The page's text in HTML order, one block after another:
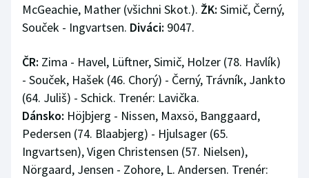
McGeachie, Mather (všichni Skot.). ŽK: Simič, Černý,
Souček - Ingvartsen. Diváci: 9047.
ČR: Zima - Havel, Lüftner, Simič, Holzer (78. Havlík)
- Souček, Hašek (46. Chorý) - Černý, Trávník, Jankto
(64. Juliš) - Schick. Trenér: Lavička.
Dánsko: Höjbjerg - Nissen, Maxsö, Banggaard,
Pedersen (74. Blaabjerg) - Hjulsager (65.
Ingvartsen), Vigen Christensen (57. Nielsen),
Nörgaard, Jensen - Zohore, L. Andersen. Trenér: